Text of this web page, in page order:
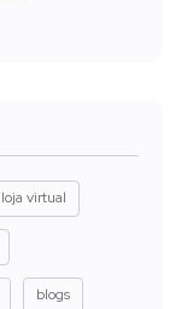
virtual
blogs